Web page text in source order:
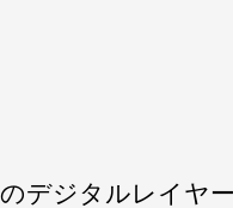
デジタルレイヤ